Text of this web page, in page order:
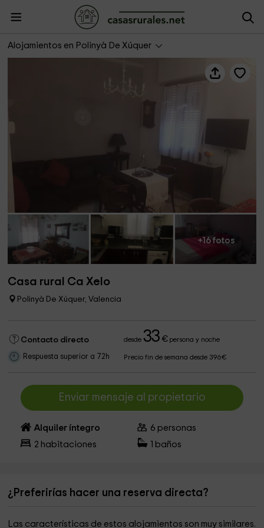
Alojamientos en Polinyà De Xúquer
+16 fotos
Casa rural Ca Xelo
Polinyà De Xúquer, Valencia
Contacto directo desde33 €persona y noche
Respuesta superior a 72h Precio fin de semana desde 396€
Enviar mensaje al propietario
Alquiler íntegro 6 personas
2 habitaciones baños
¿Preferirías hacer una reserva directa?
Las características de estos alojamientos son muy similares.